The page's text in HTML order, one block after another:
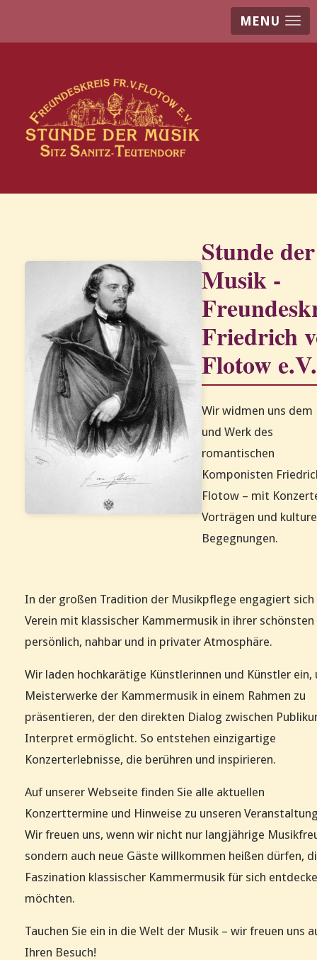
MENU
Stunde der
Musik -
Friedrich
Flotow e.V.
Wir widmen uns dem
und Werk des
romantischen
Komponisten
Flotow – mit
Vorträgen und
Begegnungen.
In der großen Tradition der Musikpflege engagiert sich
Verein mit klassischer Kammermusik in ihrer
persönlich, nahbar und in privater Atmosphäre.
Wir laden hochkarätige Künstlerinnen und Künstler ein,
Meisterwerke der Kammermusik in einem Rahmen zu
präsentieren, der den direkten Dialog zwischen
Interpret ermöglicht. So entstehen einzigartige
Konzerterlebnisse, die berühren und inspirieren.
Auf unserer Webseite finden Sie alle aktuellen
Konzerttermine und Hinweise zu unseren
Wir freuen uns, wenn wir nicht nur langjährige
sondern auch neue Gäste willkommen heißen dürfen,
Faszination klassischer Kammermusik für sich
möchten.
Tauchen Sie ein in die Welt der Musik – wir freuen uns
Ihren Besuch!